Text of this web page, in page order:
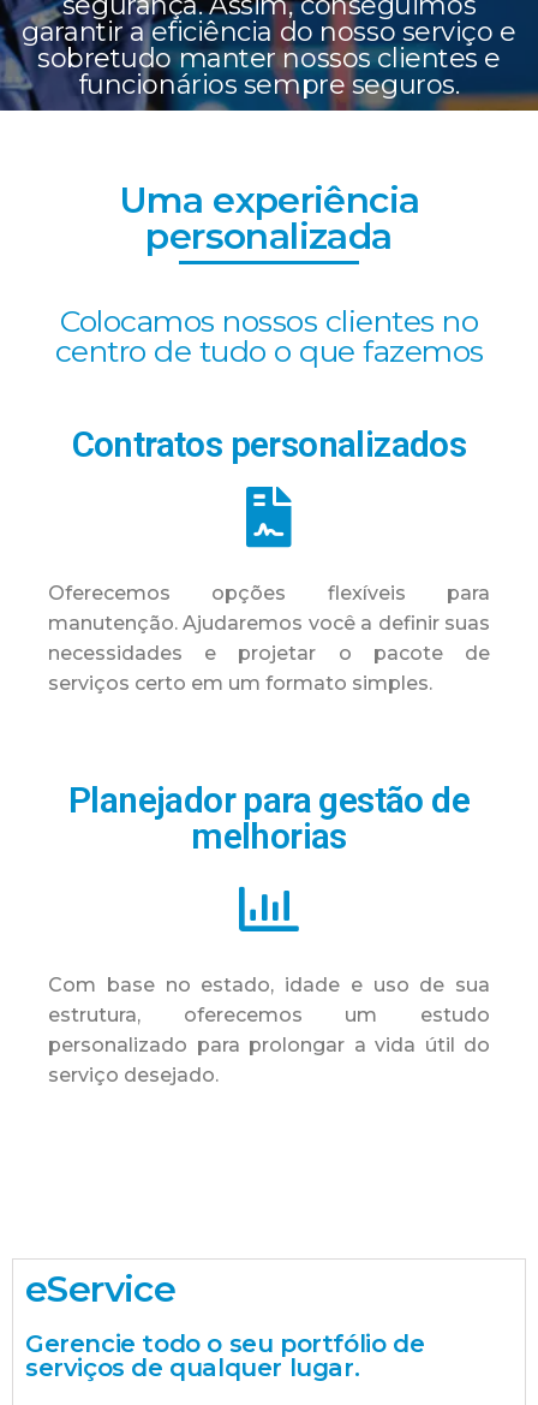
garantir a eficiência do nosso serviço e
sobretudo manter nossos clientes e
funcionários sempre seguros.
Uma experiência
personalizada
Colocamos nossos clientes no
centro de tudo o que fazemos
Contratos personalizados
Oferecemos opções flexíveis para
manutenção. Ajudaremos você a definir suas
necessidades e projetar o pacote de
serviços certo em um formato simples.
Planejador para gestão de
melhorias
Com base no estado, idade e uso de sua
estrutura, oferecemos um estudo
personalizado para prolongar a vida útil do
serviço desejado.
eService
Gerencie todo o seu portfólio de
serviços de qualquer lugar.